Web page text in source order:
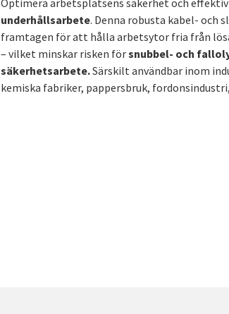
Optimera arbetsplatsens säkerhet och
underhållsarbete. Denna robusta kabel- och
framtagen för att hålla arbetsytor fria från
– vilket minskar risken försnubbel- och
säkerhetsarbete.Särskilt användbar inom
kemiska fabriker, pappersbruk,